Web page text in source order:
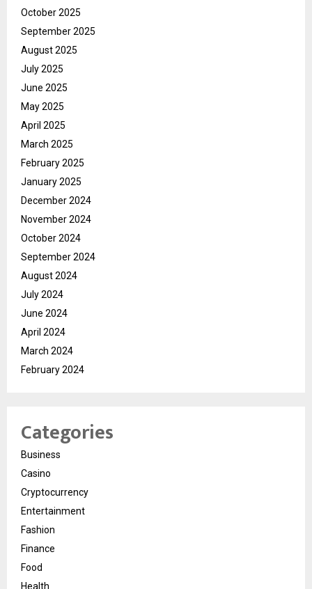
October 2025
September 2025
August 2025
July 2025
June 2025
May 2025
April 2025
March 2025
February 2025
January 2025
December 2024
November 2024
October 2024
September 2024
August 2024
July 2024
June 2024
April 2024
March 2024
February 2024
Categories
Business
Casino
Cryptocurrency
Entertainment
Fashion
Finance
Food
Health